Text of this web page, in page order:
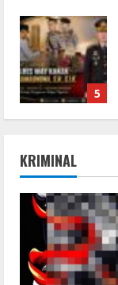
5
1
KRIMINAL